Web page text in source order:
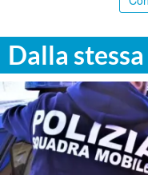
Dalla